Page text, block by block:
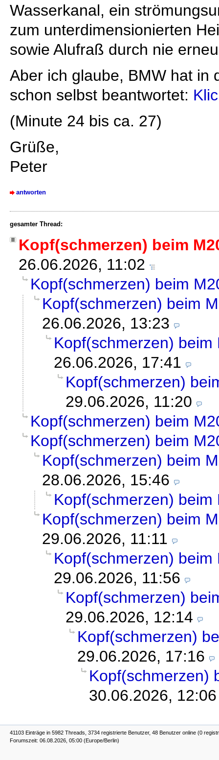
Wasserkanal, ein
zum unterdimensionierten
sowie Alufraß durch nie
Aber ich glaube, BMW hat in
schon selbst beantwortet:
(Minute 24 bis ca. 27)
Grüße,
Peter
antworten
gesamter Thread:
Kopf(schmerzen) beim
26.06.2026, 11:02
Kopf(schmerzen) beim
Kopf(schmerzen) beim
26.06.2026, 13:23
Kopf(schmerzen) beim
26.06.2026, 17:41
Kopf(schmerzen)
29.06.2026, 11:20
Kopf(schmerzen) beim
Kopf(schmerzen) beim
Kopf(schmerzen) beim
28.06.2026, 15:46
Kopf(schmerzen) beim
Kopf(schmerzen) beim
29.06.2026, 11:11
Kopf(schmerzen) beim
29.06.2026, 11:56
Kopf(schmerzen)
29.06.2026, 12:14
Kopf(schmerzen)
29.06.2026, 17:16
Kopf(schmerzen)
30.06.2026, 12:06
41103 Einträge in 5982 Threads, 3734 registrierte Benutzer, 48 Benutzer online (0
Forumszeit: 06.08.2026, 05:00 (Europe/Berlin)